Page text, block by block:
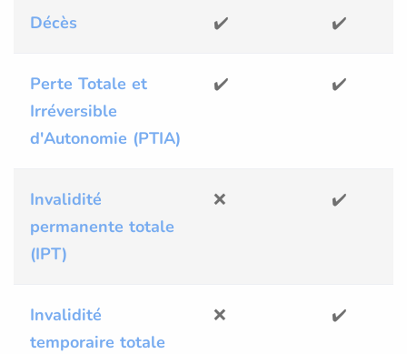
Décès ✔️ ✔️
Perte Totale et
Irréversible
d'Autonomie (PTIA)
✔️ ✔️
Invalidité
permanente totale
(IPT)
❌ ✔️
Invalidité
temporaire totale
❌ ✔️